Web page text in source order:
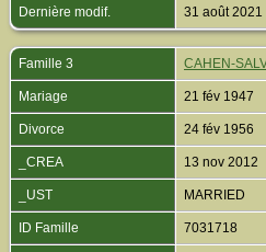
Dernière modif. 31 août 2021
Famille 3 CAHEN-
Mariage 21 fév 1947
Divorce 24 fév 1956
_CREA 13 nov 2012
_UST MARRIED
ID Famille 7031718